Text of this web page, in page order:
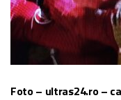
Foto – ultras24.ro –